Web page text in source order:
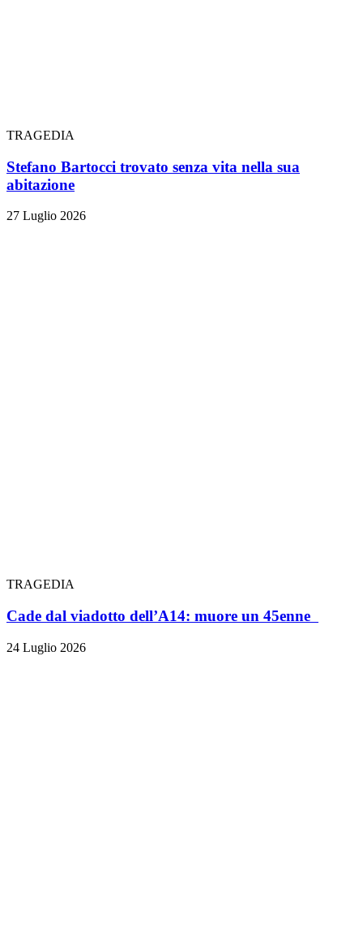
TRAGEDIA
Stefano Bartocci trovato senza vita nella sua
abitazione
27 Luglio 2026
TRAGEDIA
Cade dal viadotto dell’A14: muore un 45enne
24 Luglio 2026